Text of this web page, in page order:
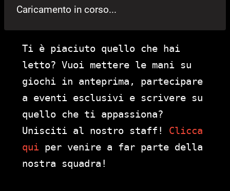
Caricamento in corso...
Ti è piaciuto quello che hai
letto? Vuoi mettere le mani su
giochi in anteprima, partecipare
a eventi esclusivi e scrivere su
quello che ti appassiona?
Unisciti al nostro staff! Clicca
qui per venire a far parte della
nostra squadra!